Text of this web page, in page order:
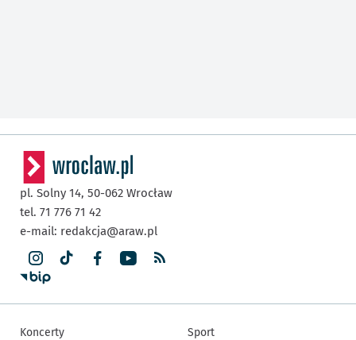
pl. Solny 14, 50-062 Wrocław
tel. 71 776 71 42
e-mail: redakcja@araw.pl
Koncerty Sport